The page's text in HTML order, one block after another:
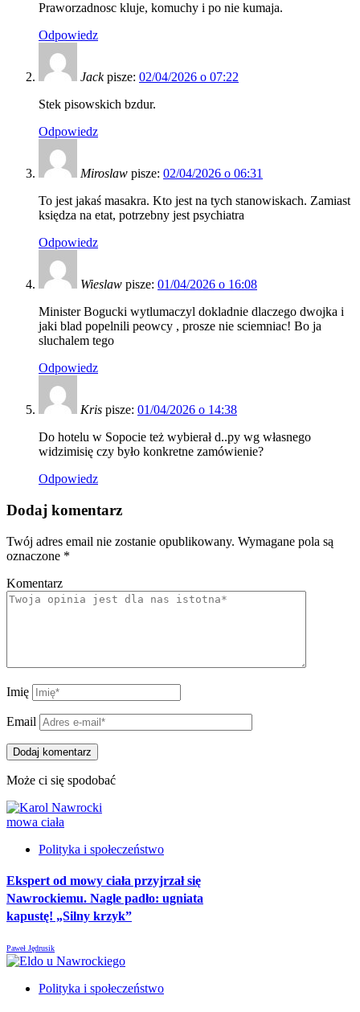
Praworzadnosc kluje, komuchy i po nie kumaja.
Odpowiedz
Jack pisze: 02/04/2026 o 07:22
Stek pisowskich bzdur.
Odpowiedz
Miroslaw pisze: 02/04/2026 o 06:31
To jest jakaś masakra. Kto jest na tych stanowiskach. Zamiast
księdza na etat, potrzebny jest psychiatra
Odpowiedz
Wieslaw pisze: 01/04/2026 o 16:08
Minister Bogucki wytlumaczyl dokladnie dlaczego dwojka i
jaki blad popelnili peowcy , prosze nie sciemniac! Bo ja
sluchalem tego
Odpowiedz
Kris pisze: 01/04/2026 o 14:38
Do hotelu w Sopocie też wybierał d..py wg własnego
widzimisię czy było konkretne zamówienie?
Odpowiedz
Dodaj komentarz
Twój adres email nie zostanie opublikowany. Wymagane pola są
oznaczone *
Komentarz
Imię
Email
Może ci się spodobać
Polityka i społeczeństwo
Ekspert od mowy ciała przyjrzał się
Nawrockiemu. Nagle padło: ugniata
kapustę! „Silny krzyk”
Paweł Jędrusik
Polityka i społeczeństwo